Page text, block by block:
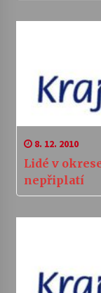
8. 12. 2010
Lidé v
nepřiplatí